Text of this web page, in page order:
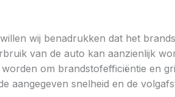
wij benadrukken dat het
van de auto kan aanzienlijk
om brandstofefficiëntie en
aangegeven snelheid en de